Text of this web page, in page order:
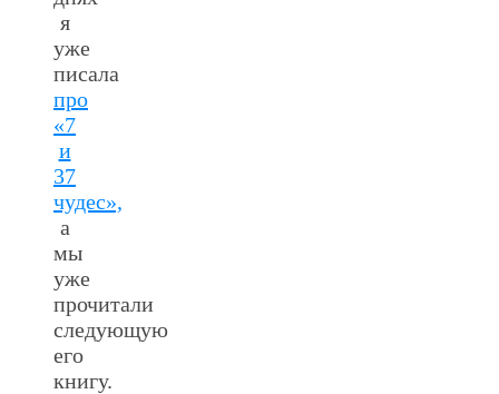
я
уже
писала
про
«7
и
37
чудес»,
а
мы
уже
прочитали
следующую
его
книгу.